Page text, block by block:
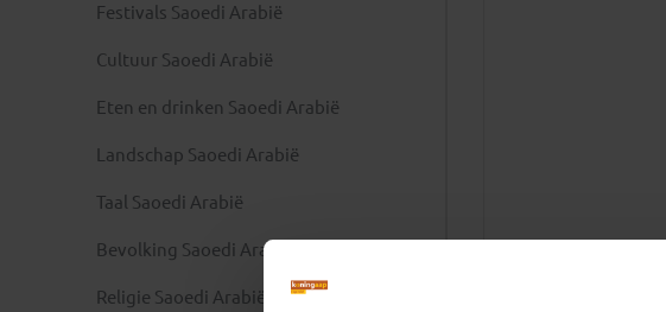
Festivals Saoedi Arabië
Cultuur Saoedi Arabië
Eten en drinken Saoedi Arabië
Landschap Saoedi Arabië
Taal Saoedi Arabië
Bevolking Saoedi Arabië
Religie Saoedi Arabië